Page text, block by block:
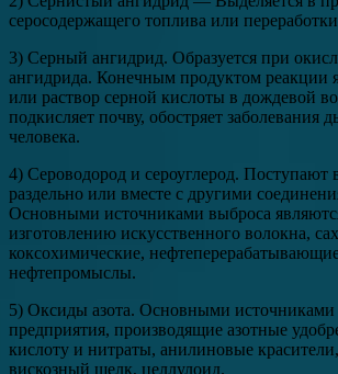
серосодержащего топлива или
3) Серный ангидрид. Образуется при
ангидрида. Конечным продуктом реакции
или раствор серной кислоты в дождевой
подкисляет почву, обостряет заболевания
человека.
4) Сероводород и сероуглерод. Поступают
раздельно или вместе с другими
Основными источниками выброса
изготовлению искусственного волокна,
коксохимические,
нефтепромыслы.
5) Оксиды азота. Основными источниками
предприятия, производящие азотные
кислоту и нитраты, анилиновые
вискозный шелк, целлулоид.